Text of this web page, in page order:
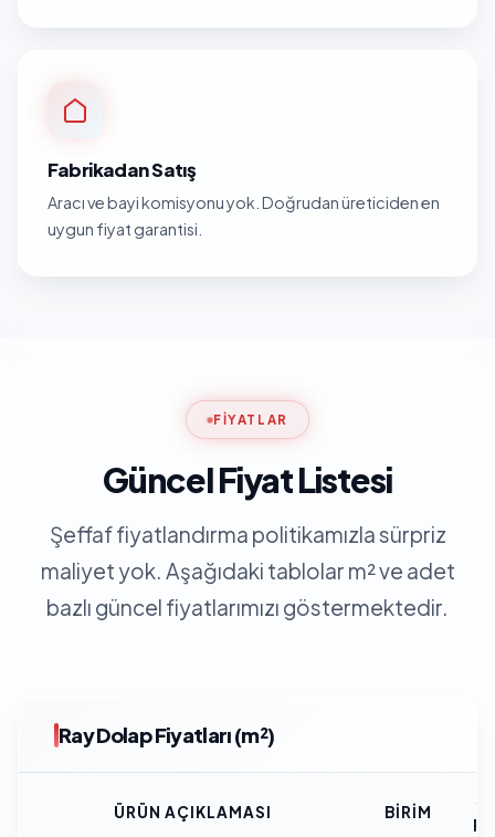
Fabrikadan Satış
Aracı ve bayi komisyonu yok. Doğrudan üreticiden en
uygun fiyat garantisi.
FIYATLAR
Güncel Fiyat Listesi
Şeffaf fiyatlandırma politikamızla sürpriz
maliyet yok. Aşağıdaki tablolar m² ve adet
bazlı güncel fiyatlarımızı göstermektedir.
Ray Dolap Fiyatları (m²)
ÜRÜN AÇIKLAMASI BIRIM